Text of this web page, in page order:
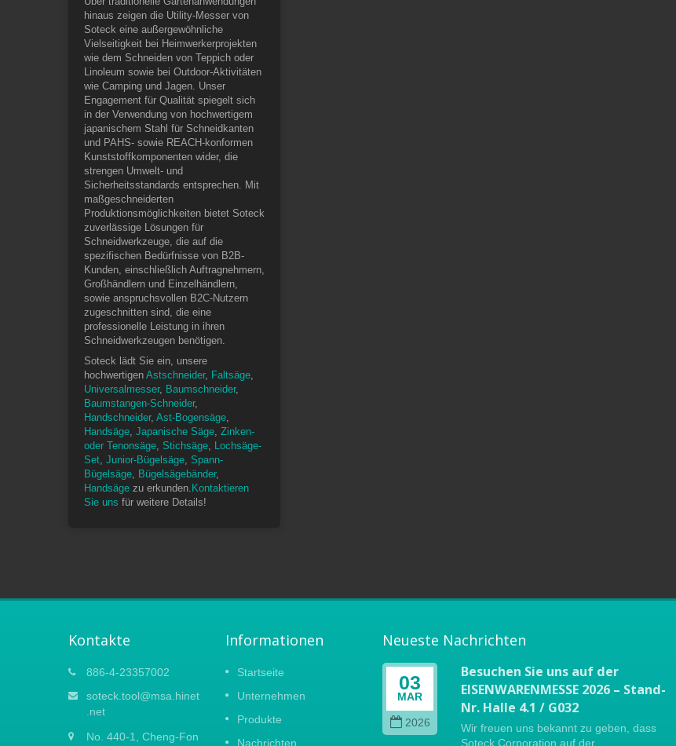
hinaus zeigen die Utility-Messer von
Soteck eine außergewöhnliche
Vielseitigkeit bei Heimwerkerprojekten
wie dem Schneiden von Teppich oder
Linoleum sowie bei Outdoor-Aktivitäten
wie Camping und Jagen. Unser
Engagement für Qualität spiegelt sich
in der Verwendung von hochwertigem
japanischem Stahl für Schneidkanten
und PAHS- sowie REACH-konformen
Kunststoffkomponenten wider, die
strengen Umwelt- und
Sicherheitsstandards entsprechen. Mit
maßgeschneiderten
Produktionsmöglichkeiten bietet Soteck
zuverlässige Lösungen für
Schneidwerkzeuge, die auf die
spezifischen Bedürfnisse von B2B-
Kunden, einschließlich Auftragnehmern,
Großhändlern und Einzelhändlern,
sowie anspruchsvollen B2C-Nutzern
zugeschnitten sind, die eine
professionelle Leistung in ihren
Schneidwerkzeugen benötigen.
Soteck lädt Sie ein, unsere
hochwertigen Astschneider, Faltsäge,
Universalmesser, Baumschneider,
Baumstangen-Schneider,
Handschneider, Ast-Bogensäge,
Handsäge, Japanische Säge, Zinken-
oder Tenonsäge, Stichsäge, Lochsäge-
Set, Junior-Bügelsäge, Spann-
Bügelsäge, Bügelsägebänder,
Handsäge zu erkunden. Kontaktieren
Sie uns für weitere Details!
Kontakte
886-4-23357002
soteck.tool@msa.hinet
.net
No. 440-1, Cheng-Fon
Informationen
Startseite
Unternehmen
Produkte
Nachrichten
Neueste Nachrichten
15
APR
Die Frühjahrsmesse 2021
Aufgrund des neuen Coronavirus-
beschlossen, alle Auslandsdienstreisen
vorübergehend auszusetzen. Es tut uns
03
MAR
2026
Besuchen Sie uns auf der
EISENWARENMESSE 2026 – Stand-
Nr. Halle 4.1 / G032
Wir freuen uns bekannt zu geben, dass
Soteck Corporation auf der